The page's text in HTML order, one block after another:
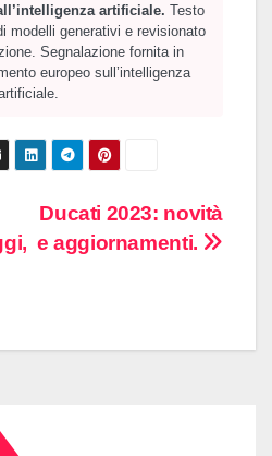
artificiale. Testo
modelli generativi e revisionato
Segnalazione fornita in
europeo sull’intelligenza
Ducati 2023: novità
e aggiornamenti.